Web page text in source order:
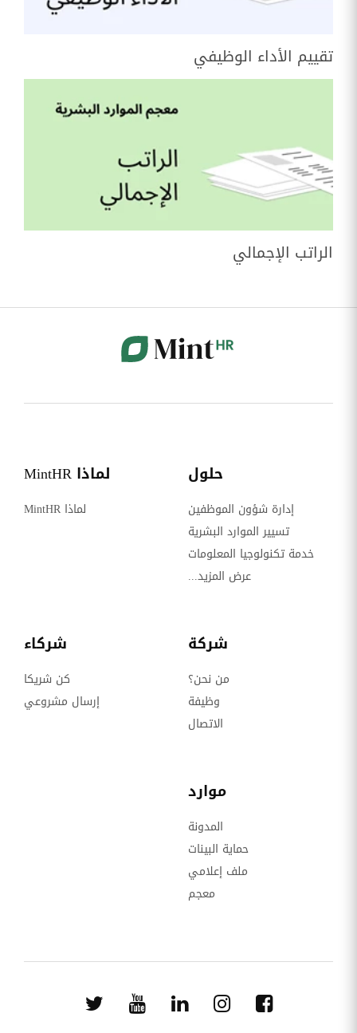
تقييم الأداء الوظيفي
الراتب الإجمالي
حلول
إدارة شؤون الموظفين
تسيير الموارد البشرية
خدمة تكنولوجيا المعلومات
عرض المزيد...
لماذا MintHR
لماذا MintHR
شركة
من نحن؟
وظيفة
الاتصال
شركاء
كن شريكا
إرسال مشروعي
موارد
المدونة
حماية البينات
ملف إعلامي
معجم